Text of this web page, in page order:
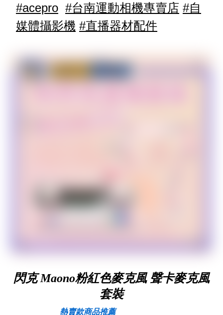
現貨就在 PQS直播軍火庫！ 趕快留言「+1」獲取更多資
#acepro #台南運動相機專賣店 #自
媒體攝影機 #直播器材配件
閃克 Maono粉紅色麥克風 聲卡麥克風
套裝
熱賣款商品推薦